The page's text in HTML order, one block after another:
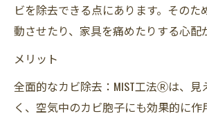
ビを除去できる点にあります。そのた
動させたり、家具を痛めたりする心配
メリット
全面的なカビ除去：MIST工法Ⓡは、見
く、空気中のカビ胞子にも効果的に作